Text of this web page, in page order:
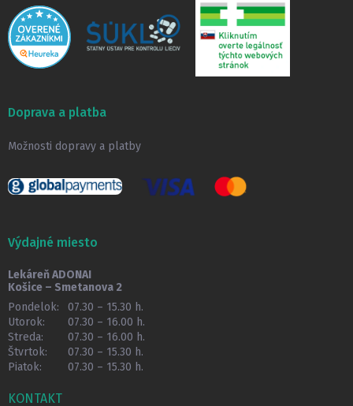
Doprava a platba
Možnosti dopravy a platby
Výdajné miesto
Lekáreň ADONAI
Košice – Smetanova 2
Pondelok:
07.30 – 15.30 h.
Utorok:
07.30 – 16.00 h.
Streda:
07.30 – 16.00 h.
Štvrtok:
07.30 – 15.30 h.
Piatok:
07.30 – 15.30 h.
KONTAKT